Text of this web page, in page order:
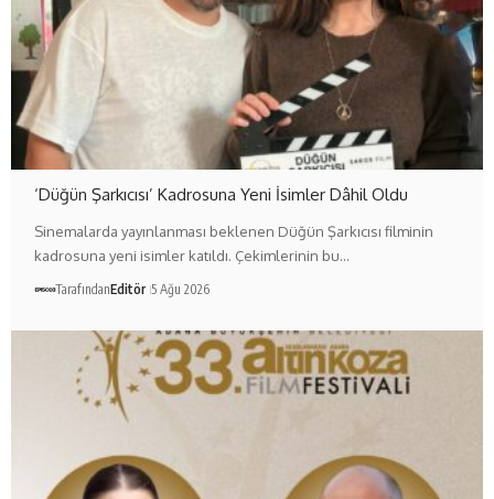
‘Düğün Şarkıcısı’ Kadrosuna Yeni İsimler Dâhil Oldu
Sinemalarda yayınlanması beklenen Düğün Şarkıcısı filminin
kadrosuna yeni isimler katıldı. Çekimlerinin bu…
TarafındanEditör 5 Ağu 2026